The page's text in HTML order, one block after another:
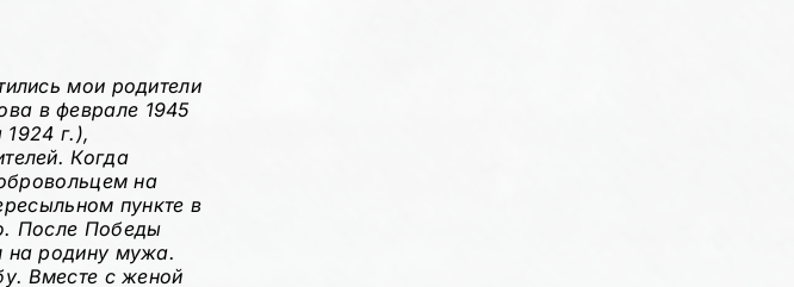
мои родители
в феврале 1945
г.),
Когда
на
пункте в
После Победы
на родину мужа.
Вместе с женой